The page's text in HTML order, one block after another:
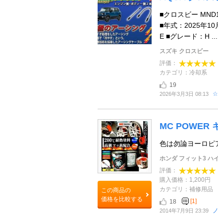
■クロスビー
■年式：2025年10
E ■グレード：H ...
スズキ クロスビー
評価：
カテゴリ：冷却系
19
2026年3月3日 08:13
この商品の
価格を比較する
MC POWER
色は勿論ヨーロピ
ホンダ フィット3 ハ
評価：
購入価格：1,200円
カテゴリ：補修用品
18
[1]
2014年7月9日 23:39